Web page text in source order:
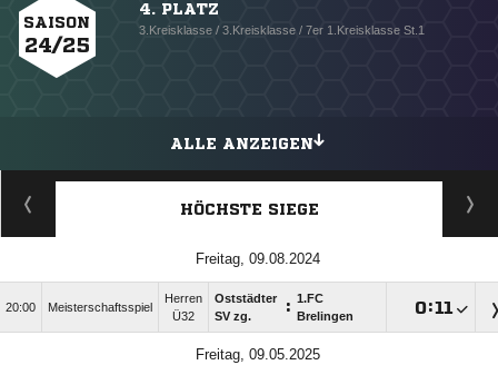
SAISON
24/25
4. PLATZ
3.Kreisklasse / 3.Kreisklasse / 7er 1.Kreisklasse St.1
ALLE ANZEIGEN
HÖCHSTE SIEGE
Freitag, 09.08.2024
20:00 Meisterschaftsspiel
Herren
Ü32
Oststädter
SV zg.
: 1.FC
Brelingen
:
Freitag, 09.05.2025